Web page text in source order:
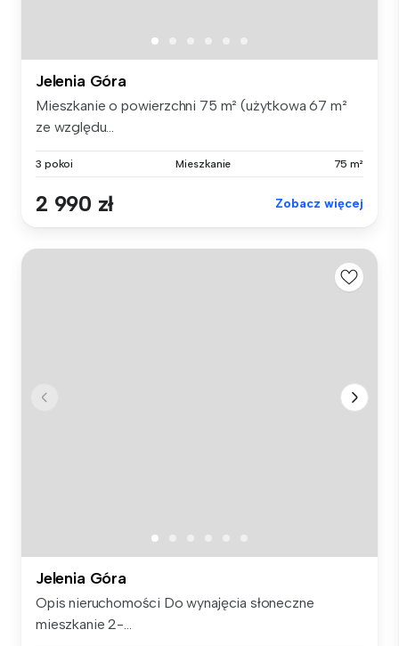
Jelenia Góra
Mieszkanie o powierzchni 75 m² (użytkowa 67 m²
ze względu...
3 pokoi Mieszkanie 75 m²
2 990 zł Zobacz więcej
Jelenia Góra
Opis nieruchomości Do wynajęcia słoneczne
mieszkanie 2-...